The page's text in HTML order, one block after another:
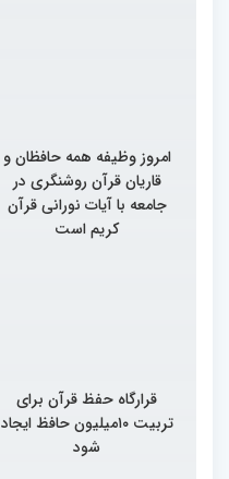
امروز وظیفه همه حافظان و
قاریان قرآن روشنگری در
جامعه با آیات نورانی قرآن
کریم است
قرارگاه حفظ قرآن برای
تربیت ۱۰میلیون حافظ ایجاد
شود